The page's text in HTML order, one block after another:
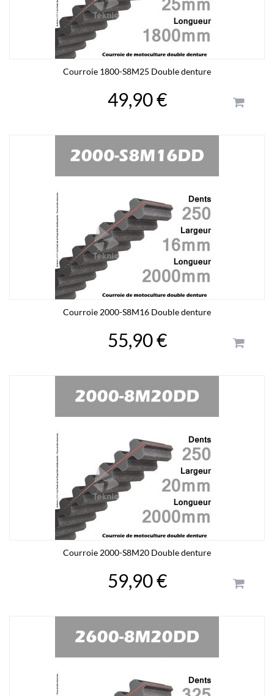
Courroie 1800-S8M25 Double denture
49,90 €
Courroie 2000-S8M16 Double denture
55,90 €
Courroie 2000-S8M20 Double denture
59,90 €